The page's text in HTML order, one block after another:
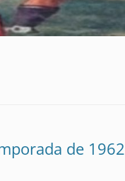
de 1962